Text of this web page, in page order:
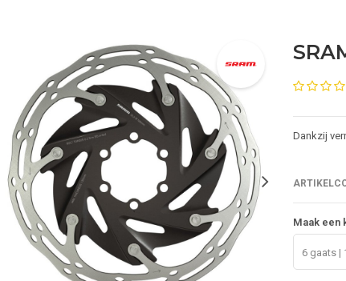
Dankzij
Maak een
6 gaats |